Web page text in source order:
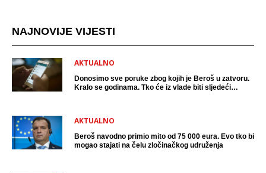
NAJNOVIJE VIJESTI
AKTUALNO
Donosimo sve poruke zbog kojih je Beroš u zatvoru.
Kralo se godinama. Tko će iz vlade biti sljedeći
AKTUALNO
Beroš navodno primio mito od 75 000 eura. Evo tko bi
mogao stajati na čelu zločinačkog udruženja